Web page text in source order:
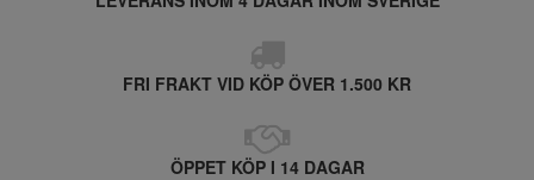
FRI FRAKT VID KÖP ÖVER 1.500 KR
ÖPPET KÖP I 14 DAGAR